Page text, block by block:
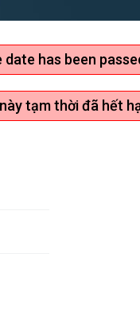
has been
tạm thời đã hết